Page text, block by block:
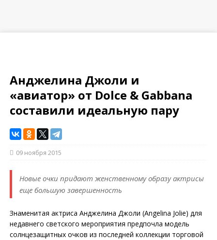
Анджелина Джоли и
«авиатор» от Dolce & Gabbana
составили идеальную пару
09 ноября 2015
Новые очки придают женственному образу актрисы
еще большую завершенность
Знаменитая актриса Анджелина Джоли (Angelina Jolie) для
недавнего светского мероприятия предпочла модель
солнцезащитных очков из последней коллекции торговой